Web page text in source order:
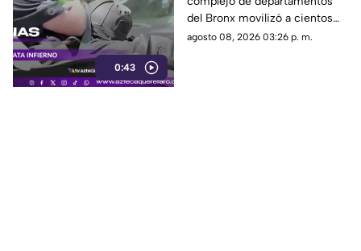
0:43
mu3rto y 14 heridos
del Bronx movilizó a cientos
de bomberos y dejó víctimas
agosto 08, 2026 03:26 p. m.